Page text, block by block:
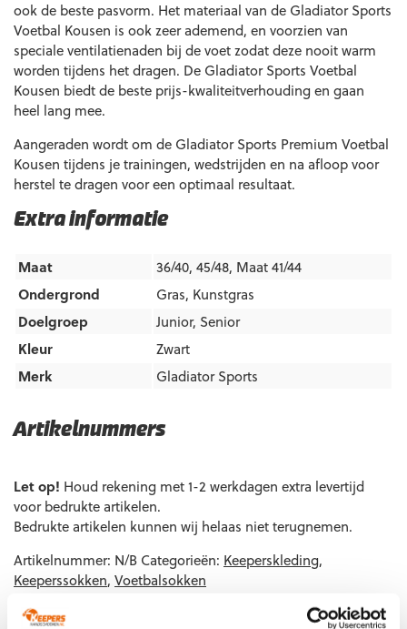
Artikelnummers
8720663634474
Maat: Maat 41/44
Let op! Houd rekening met 1-2 werkdagen extra levertijd
voor bedrukte artikelen.
Bedrukte artikelen kunnen wij helaas niet terugnemen.
Artikelnummer: N/B Categorieën: Keeperskleding,
Keeperssokken, Voetbalsokken
Extra informatie
Maat
36/40, 45/48, Maat 41/44
Ondergrond
Gras, Kunstgras
Doelgroep
Junior, Senior
Kleur
Zwart
Merk
Gladiator Sports
ook de beste pasvorm. Het materiaal van de Gladiator Sports
Voetbal Kousen is ook zeer ademend, en voorzien van
speciale ventilatienaden bij de voet zodat deze nooit warm
worden tijdens het dragen. De Gladiator Sports Voetbal
Kousen biedt de beste prijs-kwaliteitverhouding en gaan
heel lang mee.
Aangeraden wordt om de Gladiator Sports Premium Voetbal
Kousen tijdens je trainingen, wedstrijden en na afloop voor
herstel te dragen voor een optimaal resultaat.